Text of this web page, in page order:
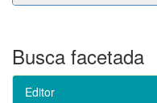
Busca facetada
Editor